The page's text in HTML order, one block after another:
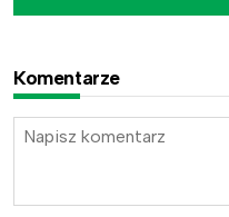
Komentarze